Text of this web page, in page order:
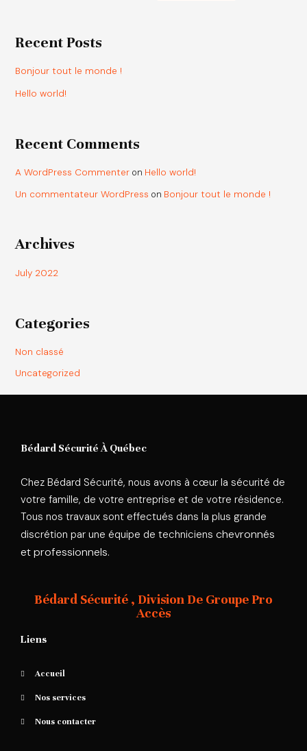
Recent Posts
Bonjour tout le monde !
Hello world!
Recent Comments
A WordPress Commenter on Hello world!
Un commentateur WordPress on Bonjour tout le monde !
Archives
July 2022
Categories
Non classé
Uncategorized
Bédard Sécurité À Québec
Chez Bédard Sécurité, nous avons à cœur la sécurité de
votre famille, de votre entreprise et de votre résidence.
Tous nos travaux sont effectués dans la plus grande
discrétion par une équipe de techniciens chevronnés
et professionnels.
Bédard Sécurité , Division De Groupe Pro
Accès
Liens
Accueil
Nos services
Nous contacter